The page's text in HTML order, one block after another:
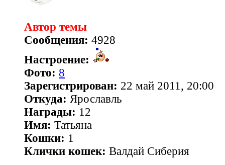
Автор темы
Сообщения: 4928
Настроение:
Фото: 8
Зарегистрирован: 22 май 2011, 20:00
Откуда: Ярославль
Награды: 12
Имя: Татьяна
Кошки: 1
Клички кошек: Валдай Сиберия